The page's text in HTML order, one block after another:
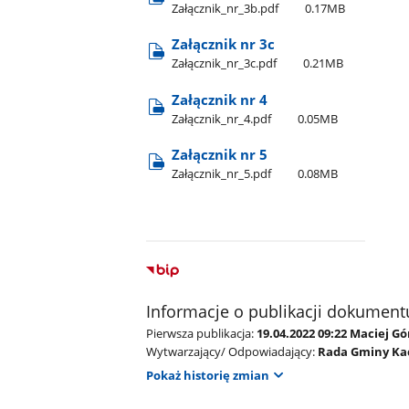
Załącznik​_nr​_3b.pdf 0.17MB
Załącznik nr 3c
Załącznik​_nr​_3c.pdf 0.21MB
Załącznik nr 4
Załącznik​_nr​_4.pdf 0.05MB
Załącznik nr 5
Załącznik​_nr​_5.pdf 0.08MB
Informacje o publikacji
Pierwsza publikacja: 19.04.2022 09:22 Maciej
Wytwarzający/ Odpowiadający: Rada Gminy
Pokaż historię zmian